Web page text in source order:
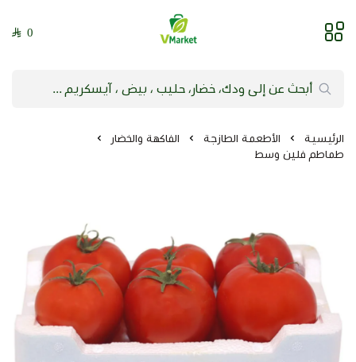
فيلج ماركت | VMarket
0
الرئيسية الأطعمة الطازجة
الفاكهة والخضار
طماطم فلين وسط